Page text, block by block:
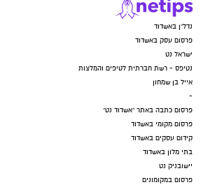
נדל"ן באשדוד
פרסום עסק באשדוד
ישראל נט
נטיפס - רשת חברתית לטיפים והמלצות
אייל בן שמחון
-
פרסום כתבה באתר "אשדוד נט"
פרסום מקומי באשדוד
קידום עסקים באשדוד
בתי מלון באשדוד
יישובניק נט
פרסום במקומונים